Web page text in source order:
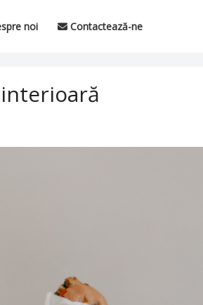
noi Contactează-ne